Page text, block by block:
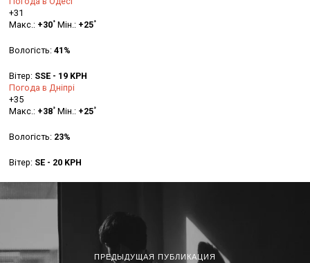
+31
Макс.: +30° Мін.: +25°
Вологість:41%
Вітер: SSE - 19 KPH
Погода в Дніпрі
+35
Макс.: +38° Мін.: +25°
Вологість: 23%
Вітер: SE - 20 KPH
ПРЕДЫДУЩАЯ ПУБЛИКАЦИЯ